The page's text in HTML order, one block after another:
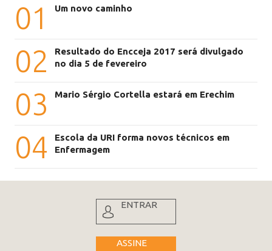
01 Um novo caminho
02
Resultado do Encceja 2017 será divulgado
no dia 5 de fevereiro
03 Mario Sérgio Cortella estará em Erechim
04
Escola da URI forma novos técnicos em
Enfermagem
ENTRAR
ASSINE